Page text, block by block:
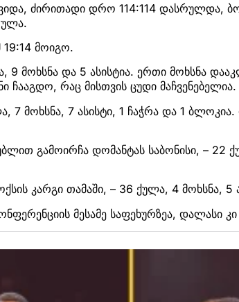
ძირითადი დრო 114:114
19:14 მოიგო.
9 მოხსნა და 5 ასისტია. ერთი მოხსნა
ჩააგდო, რაც მისთვის ცუდი მაჩვენებელია.
7 მოხსნა, 7 ასისტი, 1 ჩაჭრა და 1
გამოირჩა დომანტას საბონისი, – 22
კარგი თამაში, – 36 ქულა, 4 მოხსნა, 5
მესამე საფეხურზეა, დალასი